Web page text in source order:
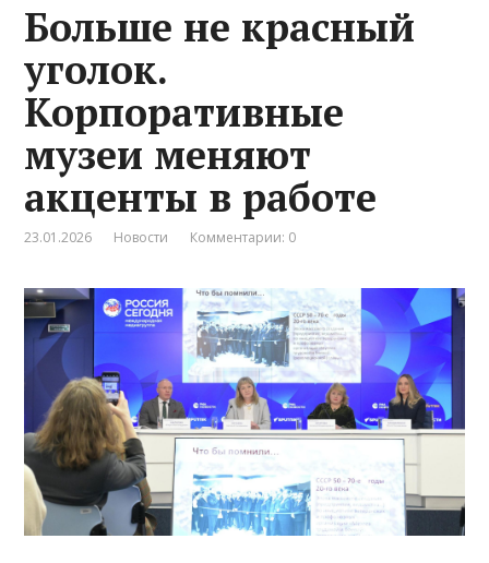
Больше не красный
уголок.
Корпоративные
музеи меняют
акценты в работе
23.01.2026 Новости Комментарии: 0